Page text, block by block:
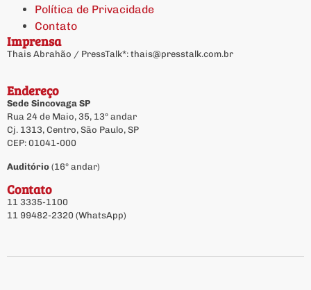
Política de Privacidade
Contato
Imprensa
Thais Abrahão / PressTalk*: thais@presstalk.com.br
Endereço
Sede Sincovaga SP
Rua 24 de Maio, 35, 13º andar
Cj. 1313, Centro, São Paulo, SP
CEP: 01041-000
Auditório (16º andar)
Contato
11 3335-1100
11 99482-2320 (WhatsApp)